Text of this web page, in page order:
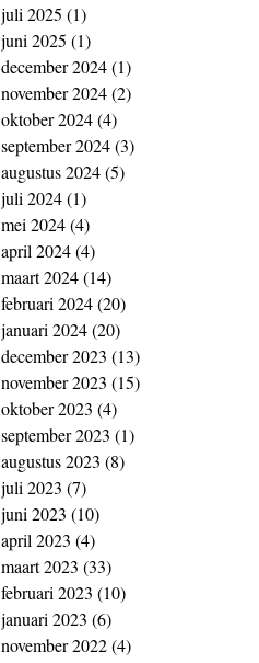
juli 2025 (1)
juni 2025 (1)
december 2024(1)
november 2024(2)
oktober 2024(4)
september 2024(3)
augustus 2024(5)
juli 2024(1)
mei 2024(4)
april 2024(4)
maart 2024(14)
februari 2024(20)
januari 2024(20)
december 2023 (13)
november 2023 (15)
oktober 2023 (4)
september 2023 (1)
augustus 2023 (8)
juli 2023 (7)
juni 2023 (10)
april 2023 (4)
maart 2023 (33)
februari 2023 (10)
januari 2023 (6)
november 2022(4)